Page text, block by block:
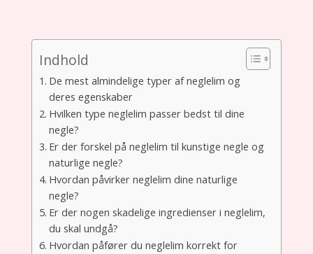
Indhold
De mest almindelige typer af neglelim og
deres egenskaber
Hvilken type neglelim passer bedst til dine
negle?
Er der forskel på neglelim til kunstige negle og
naturlige negle?
Hvordan påvirker neglelim dine naturlige
negle?
Er der nogen skadelige ingredienser i neglelim,
du skal undgå?
Hvordan påfører du neglelim korrekt for